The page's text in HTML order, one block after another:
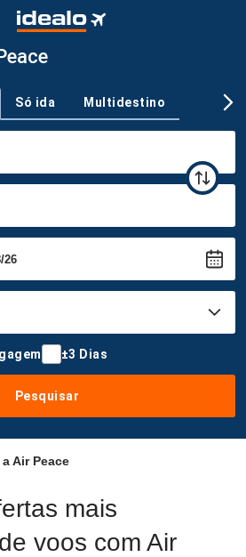
Só ida Multidestino
±3 Dias
Pesquisar
Air Peace
mais
voos com Air